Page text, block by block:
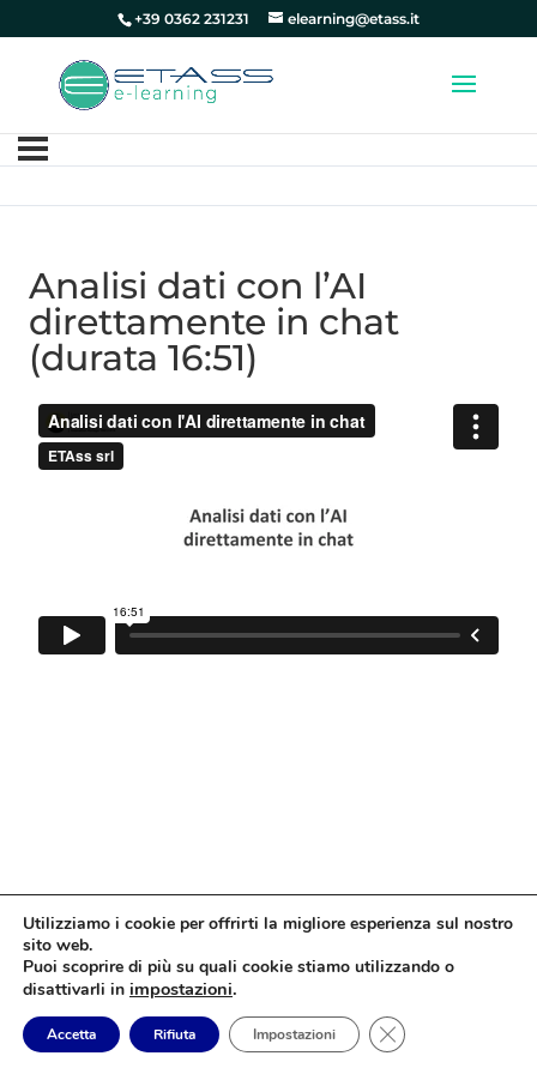
+39 0362 231231 elearning@etass.it
Analisi dati con l’AI
direttamente in chat
(durata 16:51)
Utilizziamo i cookie per offrirti la migliore esperienza sul nostro
sito web.
Puoi scoprire di più su quali cookie stiamo utilizzando o
disattivarli in impostazioni.
Accetta Rifiuta Impostazioni Close GDPR